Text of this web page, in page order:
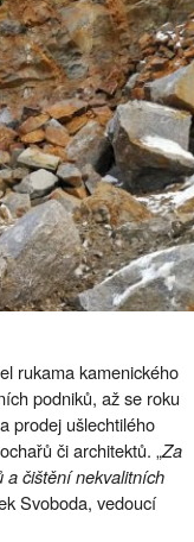
rukama kamenického
podniků, až se roku
prodej ušlechtilého
či architektů. „Za
a čištění nekvalitních
Svoboda, vedoucí